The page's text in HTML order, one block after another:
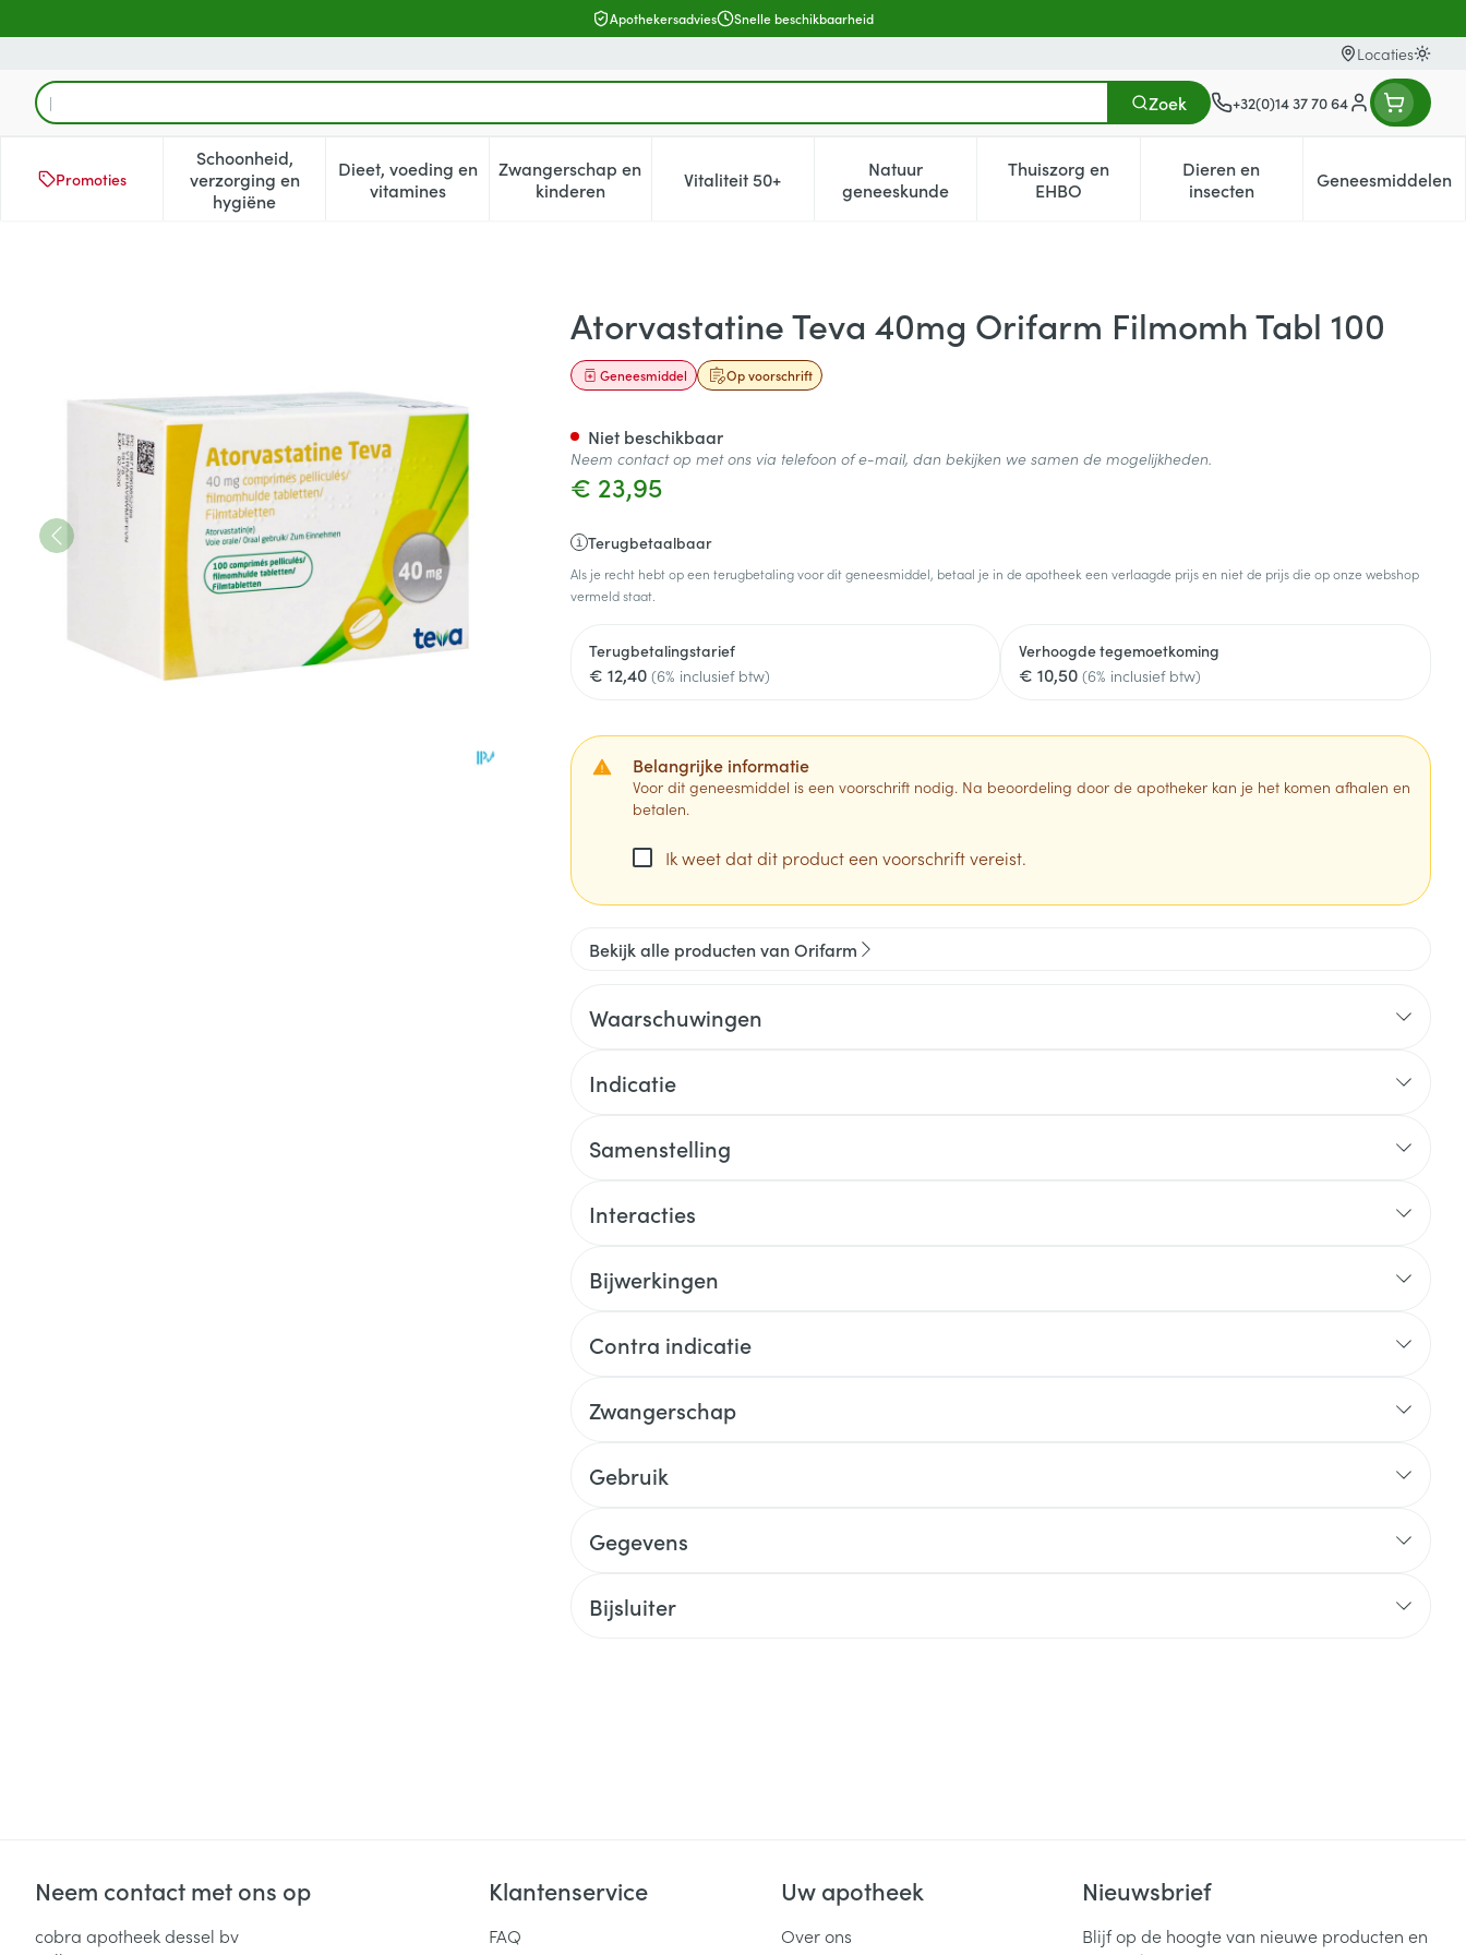
Apothekersadvies Snelle beschikbaarheid
Locaties
Product, merk, categorie...
Zoek +32(0)14 37 70 64
Klant menu
Promoties
Schoonheid,
verzorging en
hygiëne
Toon submenu voor Schoonheid, verzorging en hygiëne categorie
Dieet, voeding en
vitaminesToon submenu voor Dieet, voeding en vitamines categorie
Zwangerschap en
kinderenToon submenu voor Zwangerschap en kinderen categorie
Vitaliteit 50+Toon submenu voor Vitaliteit 50+ categorie
Natuur
geneeskundeToon submenu voor Natuur geneeskunde categorie
Thuiszorg en
EHBOToon submenu voor Thuiszorg en EHBO categorie
Dieren en
insecten
Toon submenu voor Dieren en
Geneesmiddelen
Toon
Atorvastatine Teva 40mg Orifarm Filmomh Tabl 100Atorvastatine Teva 40mg Orifarm Filmomh Tabl 100
Op voorschrift
Geneesmiddel
€ 23,95
Terugbetaalbaar
Als je recht hebt op een terugbetaling voor dit geneesmiddel, betaal je in de apotheek een verlaagde prijs en niet de prijs die op onze webshop
vermeld staat.
Terugbetalingstarief
€ 12,40 (6% inclusief btw)
Verhoogde tegemoetkoming
€ 10,50 (6% inclusief btw)
Belangrijke informatie
Voor dit geneesmiddel is een voorschrift nodig. Na beoordeling door de apotheker kan je het komen afhalen en
betalen.
Ik weet dat dit product een voorschrift vereist.
Niet beschikbaar
Neem contact op met ons via telefoon of e-mail, dan bekijken we samen de mogelijkheden.
Bekijk alle producten van Orifarm
Waarschuwingen
Indicatie
Samenstelling
Interacties
Bijwerkingen
Contra indicatie
Zwangerschap
Gebruik
Gegevens
Bijsluiter
Neem contact met ons op
cobra apotheek dessel bv
Klantenservice
FAQ
Uw apotheek
Over ons
Nieuwsbrief
Blijf op de hoogte van nieuwe producten en